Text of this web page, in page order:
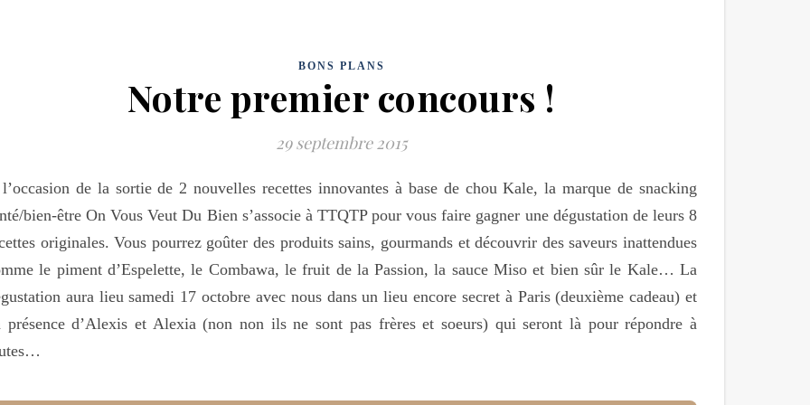
BONS PLANS
Notre premier concours !
29 septembre 2015
de la sortie de 2 nouvelles recettes innovantes à base de chou Kale, la marque de snacking
bien-être On Vous Veut Du Bien s’associe à TTQTP pour vous faire gagner une dégustation de leurs 8
originales. Vous pourrez goûter des produits sains, gourmands et découvrir des saveurs inattendues
le piment d’Espelette, le Combawa, le fruit de la Passion, la sauce Miso et bien sûr le Kale… La
aura lieu samedi 17 octobre avec nous dans un lieu encore secret à Paris (deuxième cadeau) et
présence d’Alexis et Alexia (non non ils ne sont pas frères et soeurs) qui seront là pour répondre à